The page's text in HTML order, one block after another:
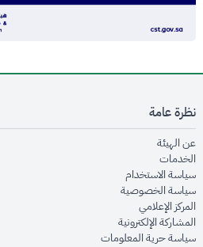
نظرة عامة
عن الهيئةopens in new window
الخدماتopens in new window
سياسة الاستخدام
سياسة الخصوصيةopens in new window
المركز الإعلاميopens in new window
المشاركة الإلكترونيةopens in new window
سياسة حرية المعلوماتopens in new window